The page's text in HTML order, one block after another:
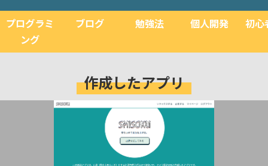
プログラミ
ング
ブログ 勉強法 個人開発 初心
作成したアプリ